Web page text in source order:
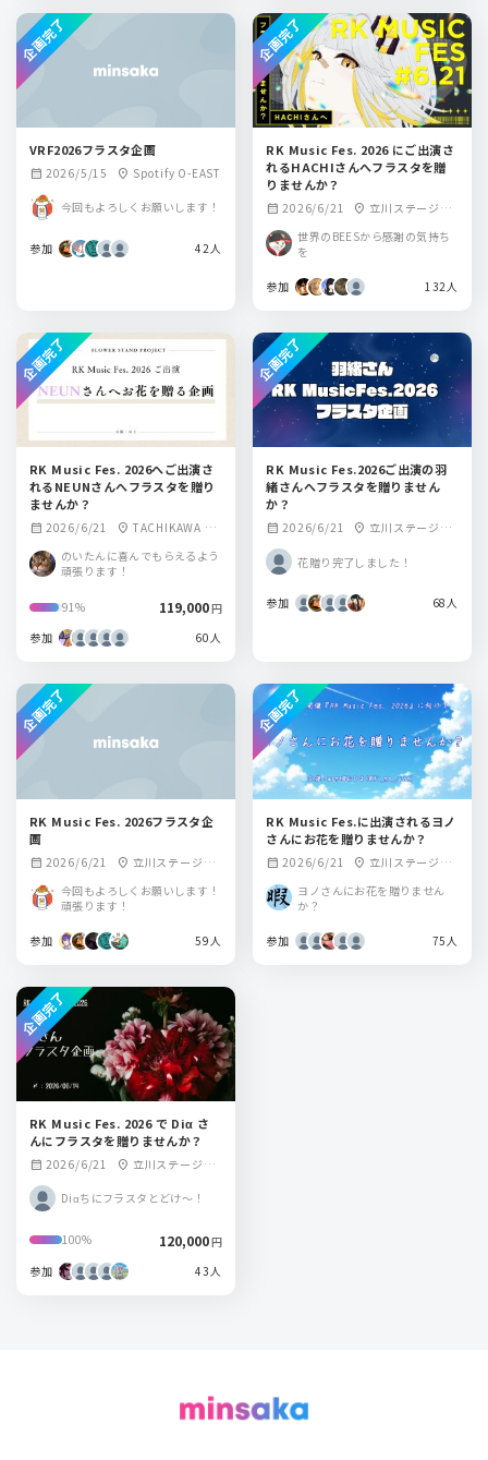
VRF2026フラスタ企画
calendar_month 2026/5/15 location_on Spotify O-EAST
今回もよろしくお願いします！
参加 42人
企画完了
RK Music Fes. 2026 にご出演さ
れるHACHIさんへフラスタを贈
りませんか？
calendar_month 2026/6/21 location_on 立川ステージガ
世界のBEESから感謝の気持ち
を
参加 132人
企画完了
RK Music Fes. 2026へご出演さ
れるNEUNさんへフラスタを贈り
ませんか？
calendar_month 2026/6/21 location_on TACHIKAWA ST
のいたんに喜んでもらえるよう
頑張ります！
91% 119,000円
参加
60人
企画完了
RK Music Fes.2026ご出演の羽
緒さんへフラスタを贈りません
か？
calendar_month 2026/6/21 location_on 立川ステージガ
花贈り完了しました！
参加 68人
企画完了
RK Music Fes. 2026フラスタ企
画
calendar_month 2026/6/21 location_on 立川ステージガ
今回もよろしくお願いします！
頑張ります！
参加 59人
企画完了
RK Music Fes.に出演されるヨノ
さんにお花を贈りませんか？
calendar_month 2026/6/21 location_on 立川ステージガ
ヨノさんにお花を贈りません
か？
参加 75人
企画完了
RK Music Fes. 2026 で Diα さ
んにフラスタを贈りませんか？
calendar_month 2026/6/21 location_on 立川ステージガ
Diαちにフラスタとどけ～！
100% 120,000円
参加
43人
企画完了